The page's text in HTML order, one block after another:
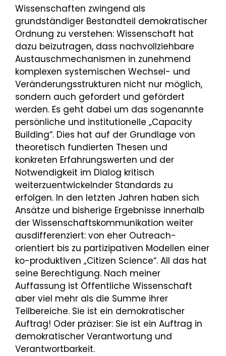
Wissenschaften zwingend als
grundständiger Bestandteil demokratischer
Ordnung zu verstehen: Wissenschaft hat
dazu beizutragen, dass nachvollziehbare
Austauschmechanismen in zunehmend
komplexen systemischen Wechsel- und
Veränderungsstrukturen nicht nur möglich,
sondern auch gefordert und gefördert
werden. Es geht dabei um das sogenannte
persönliche und institutionelle „Capacity
Building“. Dies hat auf der Grundlage von
theoretisch fundierten Thesen und
konkreten Erfahrungswerten und der
Notwendigkeit im Dialog kritisch
weiterzuentwickelnder Standards zu
erfolgen. In den letzten Jahren haben sich
Ansätze und bisherige Ergebnisse innerhalb
der Wissenschaftskommunikation weiter
ausdifferenziert: von eher Outreach-
orientiert bis zu partizipativen Modellen einer
ko-produktiven „Citizen Science“. All das hat
seine Berechtigung. Nach meiner
Auffassung ist Öffentliche Wissenschaft
aber viel mehr als die Summe ihrer
Teilbereiche. Sie ist ein demokratischer
Auftrag! Oder präziser: Sie ist ein Auftrag in
demokratischer Verantwortung und
Verantwortbarkeit.